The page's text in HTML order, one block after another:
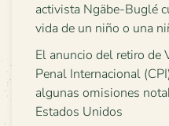
activista Ngäbe-Buglé
vida de un niño o una
El anuncio del retiro de
Penal Internacional
algunas omisiones
Estados Unidos